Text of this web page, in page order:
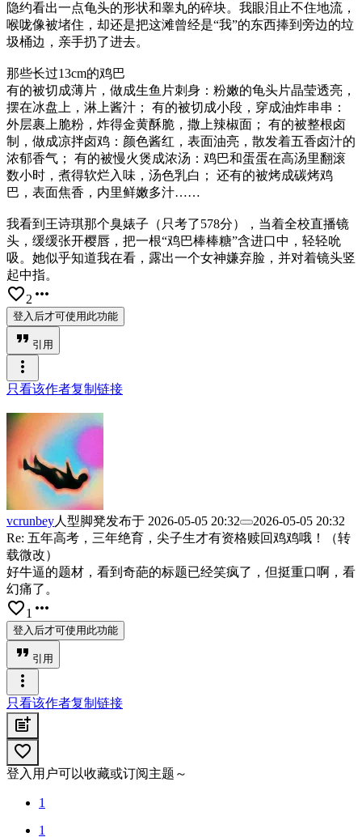
隐约看出一点龟头的形状和睾丸的碎块。我眼泪止不住地流，
喉咙像被堵住，却还是把这滩曾经是“我”的东西捧到旁边的垃
圾桶边，亲手扔了进去。
那些长过13cm的鸡巴
有的被切成薄片，做成生鱼片刺身：粉嫩的龟头片晶莹透亮，
摆在冰盘上，淋上酱汁； 有的被切成小段，穿成油炸串串：
外层裹上脆粉，炸得金黄酥脆，撒上辣椒面； 有的被整根卤
制，做成凉拌卤鸡：颜色酱红，表面油亮，散发着五香卤汁的
浓郁香气； 有的被慢火煲成浓汤：鸡巴和蛋蛋在高汤里翻滚
数小时，煮得软烂入味，汤色乳白； 还有的被烤成碳烤鸡
巴，表面焦香，内里鲜嫩多汁……
我看到王诗琪那个臭婊子（只考了578分），当着全校直播镜
头，缓缓张开樱唇，把一根“鸡巴棒棒糖”含进口中，轻轻吮
吸。她似乎知道我在看，露出一个女神嫌弃脸，并对着镜头竖
起中指。
favorite_border2 more_horiz
登入后才可使用此功能
format_quote 引用
more_vert
只看该作者复制链接
vcrunbey人型脚凳发布于 2026-05-05 20:32
2026-05-05 20:32
Re: 五年高考，三年绝育，尖子生才有资格赎回鸡鸡哦！（转
载微改）
好牛逼的题材，看到奇葩的标题已经笑疯了，但挺重口啊，看
幻痛了。
favorite_border1 more_horiz
登入后才可使用此功能
format_quote 引用
more_vert
只看该作者复制链接
post_add
favorite_border
登入用户可以收藏或订阅主题～
1
1